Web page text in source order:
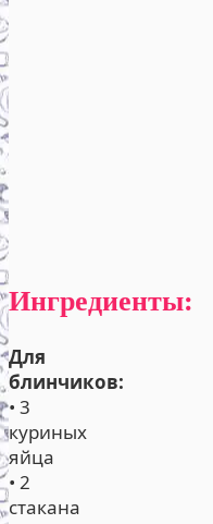
Ингредиенты:
Для
блинчиков:
• 3
куриных
яйца
• 2
стакана